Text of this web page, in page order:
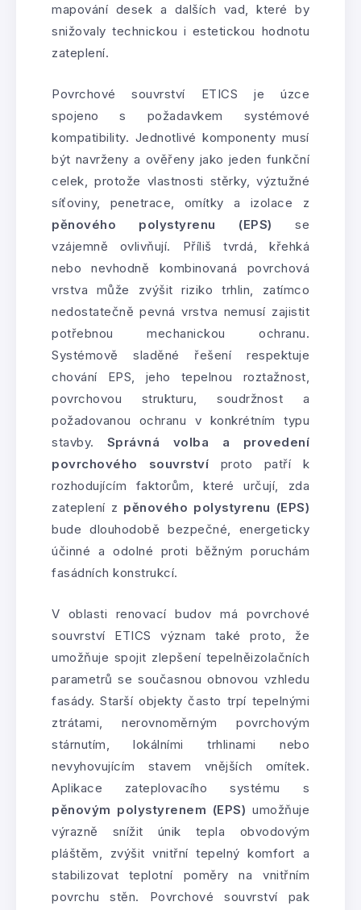
mapování desek a dalších vad, které by
snižovaly technickou i estetickou hodnotu
zateplení.
Povrchové souvrství ETICS je úzce
spojeno s požadavkem systémové
kompatibility. Jednotlivé komponenty musí
být navrženy a ověřeny jako jeden funkční
celek, protože vlastnosti stěrky, výztužné
síťoviny, penetrace, omítky a izolace z
pěnového polystyrenu (EPS) se
vzájemně ovlivňují. Příliš tvrdá, křehká
nebo nevhodně kombinovaná povrchová
vrstva může zvýšit riziko trhlin, zatímco
nedostatečně pevná vrstva nemusí zajistit
potřebnou mechanickou ochranu.
Systémově sladěné řešení respektuje
chování EPS, jeho tepelnou roztažnost,
povrchovou strukturu, soudržnost a
požadovanou ochranu v konkrétním typu
stavby. Správná volba a provedení
povrchového souvrství proto patří k
rozhodujícím faktorům, které určují, zda
zateplení z pěnového polystyrenu (EPS)
bude dlouhodobě bezpečné, energeticky
účinné a odolné proti běžným poruchám
fasádních konstrukcí.
V oblasti renovací budov má povrchové
souvrství ETICS význam také proto, že
umožňuje spojit zlepšení tepelněizolačních
parametrů se současnou obnovou vzhledu
fasády. Starší objekty často trpí tepelnými
ztrátami, nerovnoměrným povrchovým
stárnutím, lokálními trhlinami nebo
nevyhovujícím stavem vnějších omítek.
Aplikace zateplovacího systému s
pěnovým polystyrenem (EPS) umožňuje
výrazně snížit únik tepla obvodovým
pláštěm, zvýšit vnitřní tepelný komfort a
stabilizovat teplotní poměry na vnitřním
povrchu stěn. Povrchové souvrství pak